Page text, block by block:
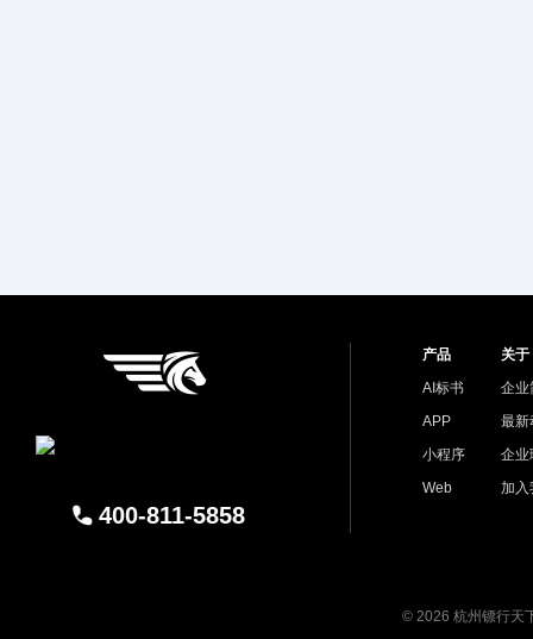
400-811-5858
产品
AI标书
APP
小程序
Web
关于
企业
最新
企业
加入
© 2026 杭州镖行天